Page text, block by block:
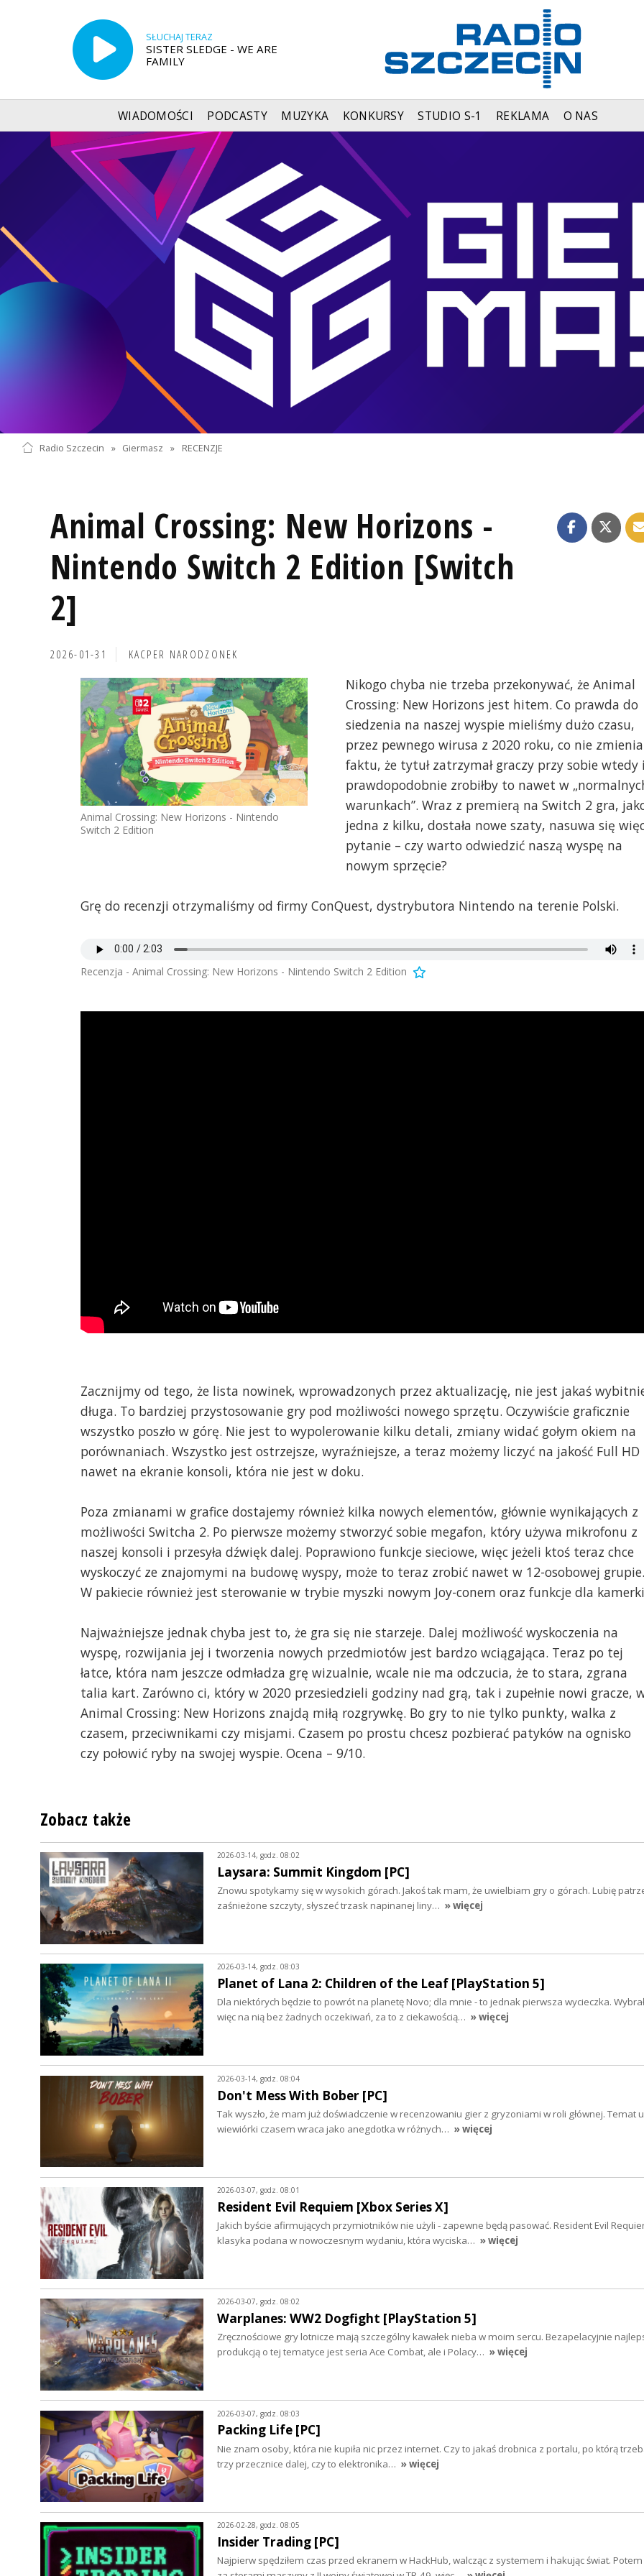
SŁUCHAJ TERAZ
SISTER SLEDGE - WE ARE
FAMILY
WIADOMOŚCI PODCASTY MUZYKA KONKURSY STUDIO S-1 REKLAMA O NAS
Radio Szczecin » Giermasz » RECENZJE
Animal Crossing: New Horizons -
Nintendo Switch 2 Edition [Switch
2]
2026-01-31 KACPER NARODZONEK
Animal Crossing: New Horizons - Nintendo
Switch 2 Edition
Nikogo chyba nie trzeba przekonywać, że Animal
Crossing: New Horizons jest hitem. Co prawda do
siedzenia na naszej wyspie mieliśmy dużo czasu,
przez pewnego wirusa z 2020 roku, co nie zmienia
faktu, że tytuł zatrzymał graczy przy sobie wtedy i
prawdopodobnie zrobiłby to nawet w
warunkach”. Wraz z premierą na Switch 2 gra,
jedna z kilku, dostała nowe szaty, nasuwa się
pytanie – czy warto odwiedzić naszą wyspę na
nowym sprzęcie?
Grę do recenzji otrzymaliśmy od firmy ConQuest, dystrybutora Nintendo na terenie Polski.
Recenzja - Animal Crossing: New Horizons - Nintendo Switch 2 Edition
Zacznijmy od tego, że lista nowinek, wprowadzonych przez aktualizację, nie jest jakaś
długa. To bardziej przystosowanie gry pod możliwości nowego sprzętu. Oczywiście graficznie
wszystko poszło w górę. Nie jest to wypolerowanie kilku detali, zmiany widać gołym okiem na
porównaniach. Wszystko jest ostrzejsze, wyraźniejsze, a teraz możemy liczyć na jakość Full HD
nawet na ekranie konsoli, która nie jest w doku.
Poza zmianami w grafice dostajemy również kilka nowych elementów, głównie wynikających z
możliwości Switcha 2. Po pierwsze możemy stworzyć sobie megafon, który używa mikrofonu z
naszej konsoli i przesyła dźwięk dalej. Poprawiono funkcje sieciowe, więc jeżeli ktoś teraz chce
wyskoczyć ze znajomymi na budowę wyspy, może to teraz zrobić nawet w 12-osobowej grupie.
W pakiecie również jest sterowanie w trybie myszki nowym Joy-conem oraz funkcje dla
Najważniejsze jednak chyba jest to, że gra się nie starzeje. Dalej możliwość wyskoczenia na
wyspę, rozwijania jej i tworzenia nowych przedmiotów jest bardzo wciągająca. Teraz po tej
łatce, która nam jeszcze odmładza grę wizualnie, wcale nie ma odczucia, że to stara, zgrana
talia kart. Zarówno ci, który w 2020 przesiedzieli godziny nad grą, tak i zupełnie nowi gracze,
Animal Crossing: New Horizons znajdą miłą rozgrywkę. Bo gry to nie tylko punkty, walka z
czasem, przeciwnikami czy misjami. Czasem po prostu chcesz pozbierać patyków na ognisko
czy połowić ryby na swojej wyspie. Ocena – 9/10.
Zobacz także
2026-03-14, godz. 08:02
Laysara: Summit Kingdom [PC]
Znowu spotykamy się w wysokich górach. Jakoś tak mam, że uwielbiam gry o górach. Lubię
zaśnieżone szczyty, słyszeć trzask napinanej liny… » więcej
2026-03-14, godz. 08:03
Planet of Lana 2: Children of the Leaf [PlayStation 5]
Dla niektórych będzie to powrót na planetę Novo; dla mnie - to jednak pierwsza wycieczka.
więc na nią bez żadnych oczekiwań, za to z ciekawością… » więcej
2026-03-14, godz. 08:04
Don't Mess With Bober [PC]
Tak wyszło, że mam już doświadczenie w recenzowaniu gier z gryzoniami w roli głównej. Temat
wiewiórki czasem wraca jako anegdotka w różnych… » więcej
2026-03-07, godz. 08:01
Resident Evil Requiem [Xbox Series X]
Jakich byście afirmujących przymiotników nie użyli - zapewne będą pasować. Resident Evil
klasyka podana w nowoczesnym wydaniu, która wyciska… » więcej
2026-03-07, godz. 08:02
Warplanes: WW2 Dogfight [PlayStation 5]
Zręcznościowe gry lotnicze mają szczególny kawałek nieba w moim sercu. Bezapelacyjnie
produkcją o tej tematyce jest seria Ace Combat, ale i Polacy… » więcej
2026-03-07, godz. 08:03
Packing Life [PC]
Nie znam osoby, która nie kupiła nic przez internet. Czy to jakaś drobnica z portalu, po którą
trzy przecznice dalej, czy to elektronika… » więcej
2026-02-28, godz. 08:05
Insider Trading [PC]
Najpierw spędziłem czas przed ekranem w HackHub, walcząc z systemem i hakując świat. Potem